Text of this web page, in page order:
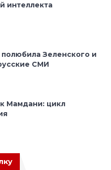
интеллекта
Зеленского и
СМИ
Мамдани: цикл